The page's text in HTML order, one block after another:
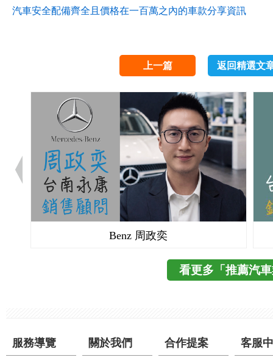
汽車安全配備齊全且價格在一百萬之內的車款分享資訊
上一篇 返回精選文
Benz 周政奕
看更多「推薦汽
服務導覽 關於我們 合作提案 客服